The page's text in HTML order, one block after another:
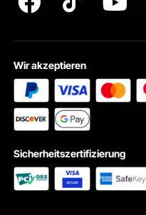
Wir akzeptieren
Sicherheitszertifizierung